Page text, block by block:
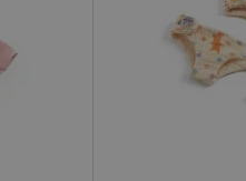
stránek.